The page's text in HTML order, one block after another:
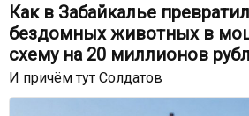
Как в Забайкалье
бездомных животных в
схему на 20 миллионов
И причём тут Солдатов